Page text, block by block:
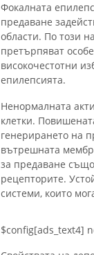
Фокалната
предаване
области. По този
претърпяват
високочестотни
епилепсията.
Ненормалната
клетки.
генерирането на
вътрешната
за предаване
рецепторите.
системи, които
$config[ads_text4]